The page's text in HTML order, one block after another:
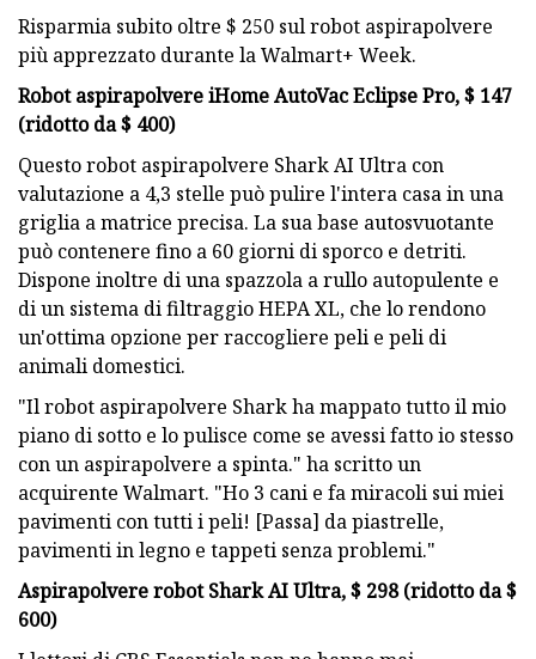
Risparmia subito oltre $ 250 sul robot aspirapolvere
più apprezzato durante la Walmart+ Week.
Robot aspirapolvere iHome AutoVac Eclipse Pro, $ 147
(ridotto da $ 400)
Questo robot aspirapolvere Shark AI Ultra con
valutazione a 4,3 stelle può pulire l'intera casa in una
griglia a matrice precisa. La sua base autosvuotante
può contenere fino a 60 giorni di sporco e detriti.
Dispone inoltre di una spazzola a rullo autopulente e
di un sistema di filtraggio HEPA XL, che lo rendono
un'ottima opzione per raccogliere peli e peli di
animali domestici.
"Il robot aspirapolvere Shark ha mappato tutto il mio
piano di sotto e lo pulisce come se avessi fatto io stesso
con un aspirapolvere a spinta." ha scritto un
acquirente Walmart. "Ho 3 cani e fa miracoli sui miei
pavimenti con tutti i peli! [Passa] da piastrelle,
pavimenti in legno e tappeti senza problemi."
Aspirapolvere robot Shark AI Ultra, $ 298 (ridotto da $
600)